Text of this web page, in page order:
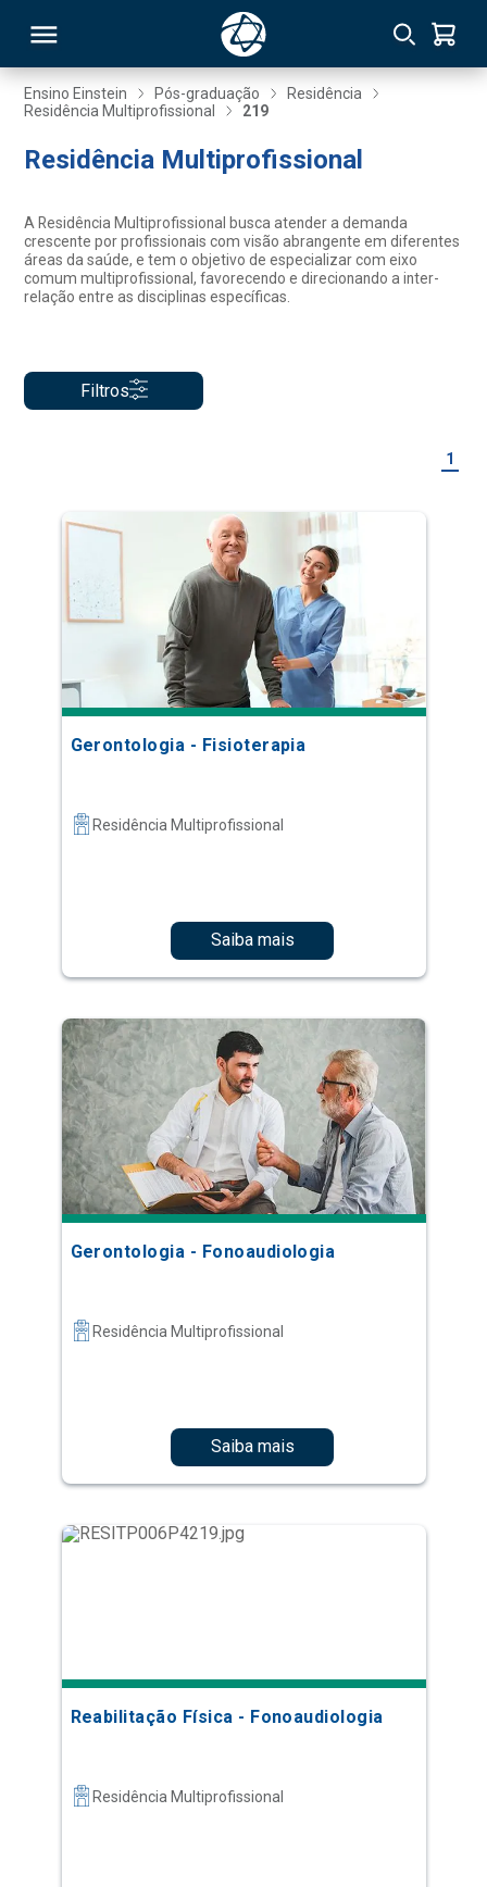
Ensino Einstein Pós-graduação
Residência
Residência Multiprofissional
219
Residência Multiprofissional
A Residência Multiprofissional busca atender a demanda
crescente por profissionais com visão abrangente em diferentes
áreas da saúde, e tem o objetivo de especializar com eixo
comum multiprofissional, favorecendo e direcionando a inter-
relação entre as disciplinas específicas.
Filtros
1
Gerontologia - Fisioterapia
Residência Multiprofissional
Saiba mais
Gerontologia - Fonoaudiologia
Residência Multiprofissional
Saiba mais
Reabilitação Física - Fonoaudiologia
Residência Multiprofissional